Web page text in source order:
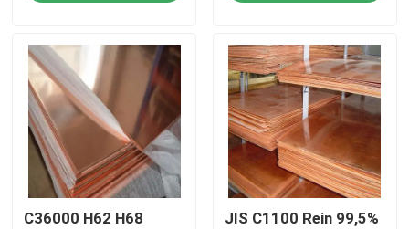
Treten Sie mit uns in Verbindung
Nachrichten
Fälle
nahtloses Rohr SS
C36000 H62 H68
JIS C1100 Rein 99,5%